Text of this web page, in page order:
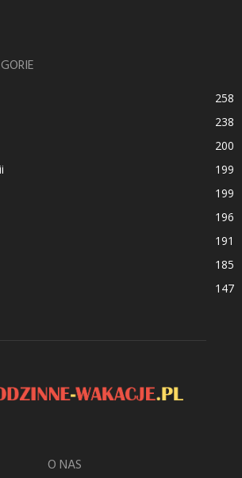
258
238
200
199
199
196
191
185
147
O NAS